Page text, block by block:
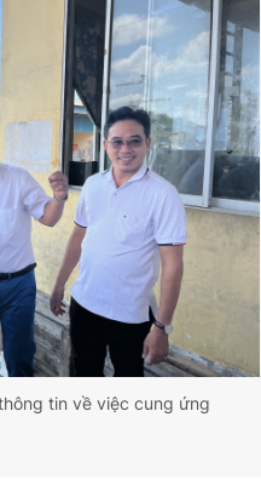
tin về việc cung ứng